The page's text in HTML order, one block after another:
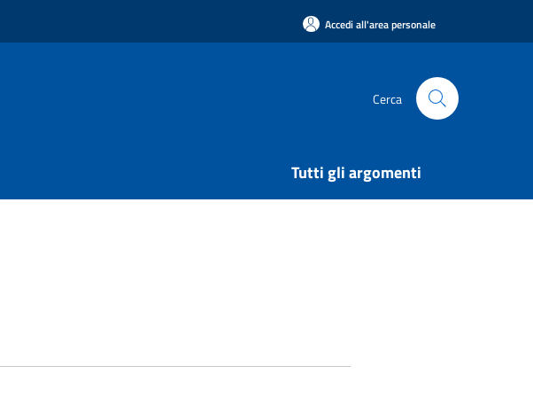
Accedi all'area personale
Cerca
Tutti gli argomenti